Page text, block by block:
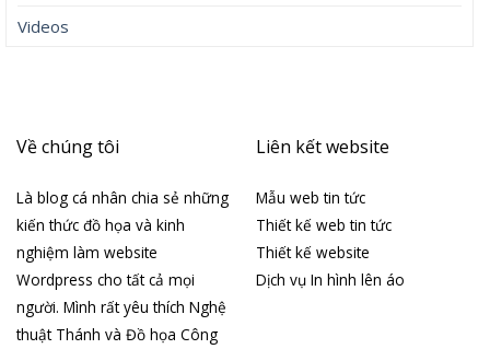
Videos
Về chúng tôi
Là blog cá nhân chia sẻ những
kiến thức đồ họa và kinh
nghiệm làm website
Wordpress cho tất cả mọi
người. Mình rất yêu thích Nghệ
thuật Thánh và Đồ họa Công
Liên kết website
Mẫu web tin tức
Thiết kế web tin tức
Thiết kế website
Dịch vụ In hình lên áo